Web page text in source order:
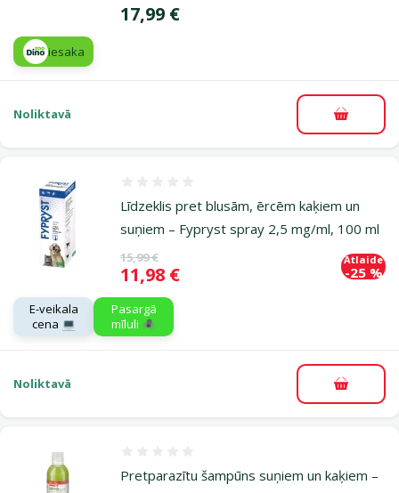
Cena
17,99 €
iesaka
Noliktavā
Līdzeklis pret blusām, ērcēm kaķiem un
suņiem – Fypryst spray 2,5 mg/ml, 100 ml
Oriģinālā cena
15,99 €
Cena
11,98 €
Atlaide
-25 %
E-veikala
cena 💻
Pasargā
mīluli 🕷️
Noliktavā
Pretparazītu šampūns suņiem un kaķiem –